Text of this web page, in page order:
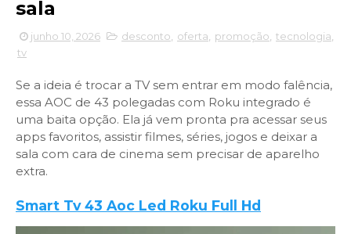
sala
junho 10, 2026 desconto oferta promoção tecnologia
tv
Se a ideia é trocar a TV sem entrar em modo falência,
essa AOC de 43 polegadas com Roku integrado é
uma baita opção. Ela já vem pronta pra acessar seus
apps favoritos, assistir filmes, séries, jogos e deixar a
sala com cara de cinema sem precisar de aparelho
extra.
Smart Tv 43 Aoc Led Roku Full Hd